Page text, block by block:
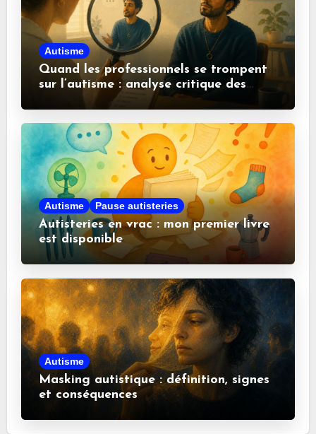
Autisme
Quand les professionnels se trompent
sur l’autisme : analyse critique des
idées reçues
Autisme Pause autisteries
Autisteries en vrac : mon premier livre
est disponible
Autisme
Masking autistique : définition, signes
et conséquences